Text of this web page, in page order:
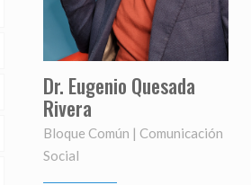
Dr. Eugenio Quesada
Rivera
Bloque Común | Comunicación
Social